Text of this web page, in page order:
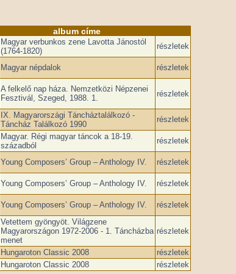
album címe
Magyar verbunkos zene Lavotta Jánostól
(1764-1820)
részletek
Magyar népdalok részletek
A felkelő nap háza. Nemzetközi Népzenei
Fesztivál, Szeged, 1988. 1.
részletek
IX. Magyarországi Táncháztalálkozó -
Táncház Találkozó 1990
részletek
Magyar. Régi magyar táncok a 18-19.
századból
részletek
Young Composers’ Group – Anthology IV.
részletek
Young Composers’ Group – Anthology IV.
részletek
Young Composers’ Group – Anthology IV. részletek
Vetettem gyöngyöt. Világzene
Magyarországon 1972-2006 - 1. Táncházba
menet
részletek
Hungaroton Classic 2008
részletek
Hungaroton Classic 2008 részletek